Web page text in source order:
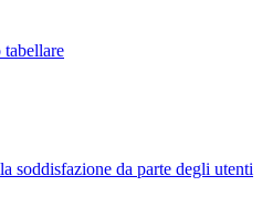
soddisfazione da parte degli utenti